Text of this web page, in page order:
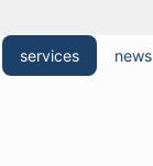
services news